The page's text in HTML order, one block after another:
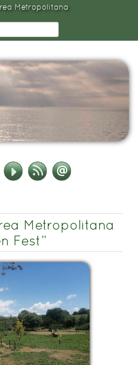
Metropolitana
Metropolitana
Fest”